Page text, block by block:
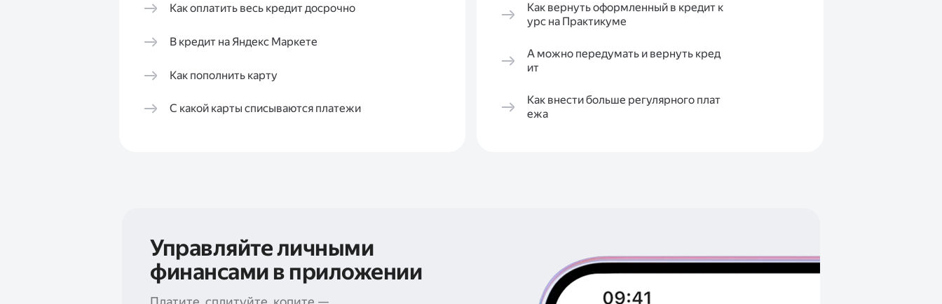
Как оплатить весь кредит досрочно
В кредит на Яндекс Маркете
Как пополнить карту
С какой карты списываются платежи
Как вернуть оформленный в кредит к
урс на Практикуме
А можно передумать и вернуть кред
ит
Как внести больше регулярного плат
ежа
Управляйте личными
финансами в приложении